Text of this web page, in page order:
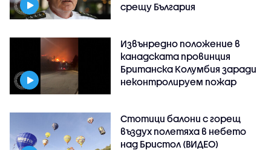
срещу България
Извънредно положение в
канадската провинция
Британска Колумбия заради
неконтролируем пожар
Стотици балони с горещ
въздух полетяха в небето
над Бристол (ВИДЕО)